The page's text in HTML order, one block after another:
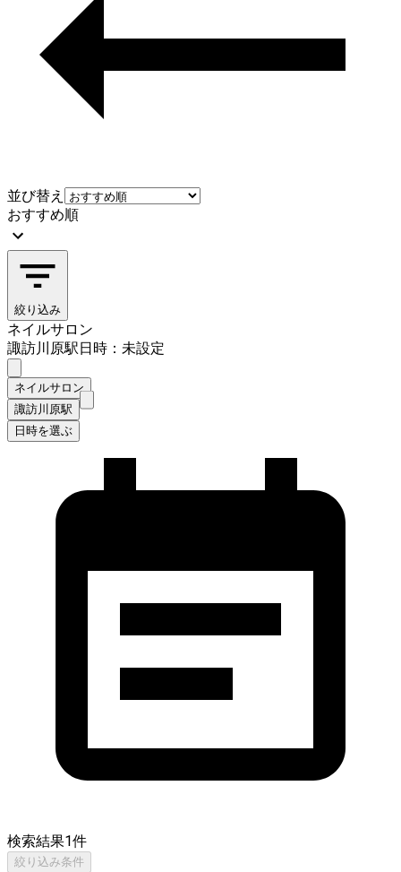
並び替え
おすすめ順
絞り込み
ネイルサロン
諏訪川原駅日時：未設定
ネイルサロン
諏訪川原駅
日時を選ぶ
検索結果1件
絞り込み条件